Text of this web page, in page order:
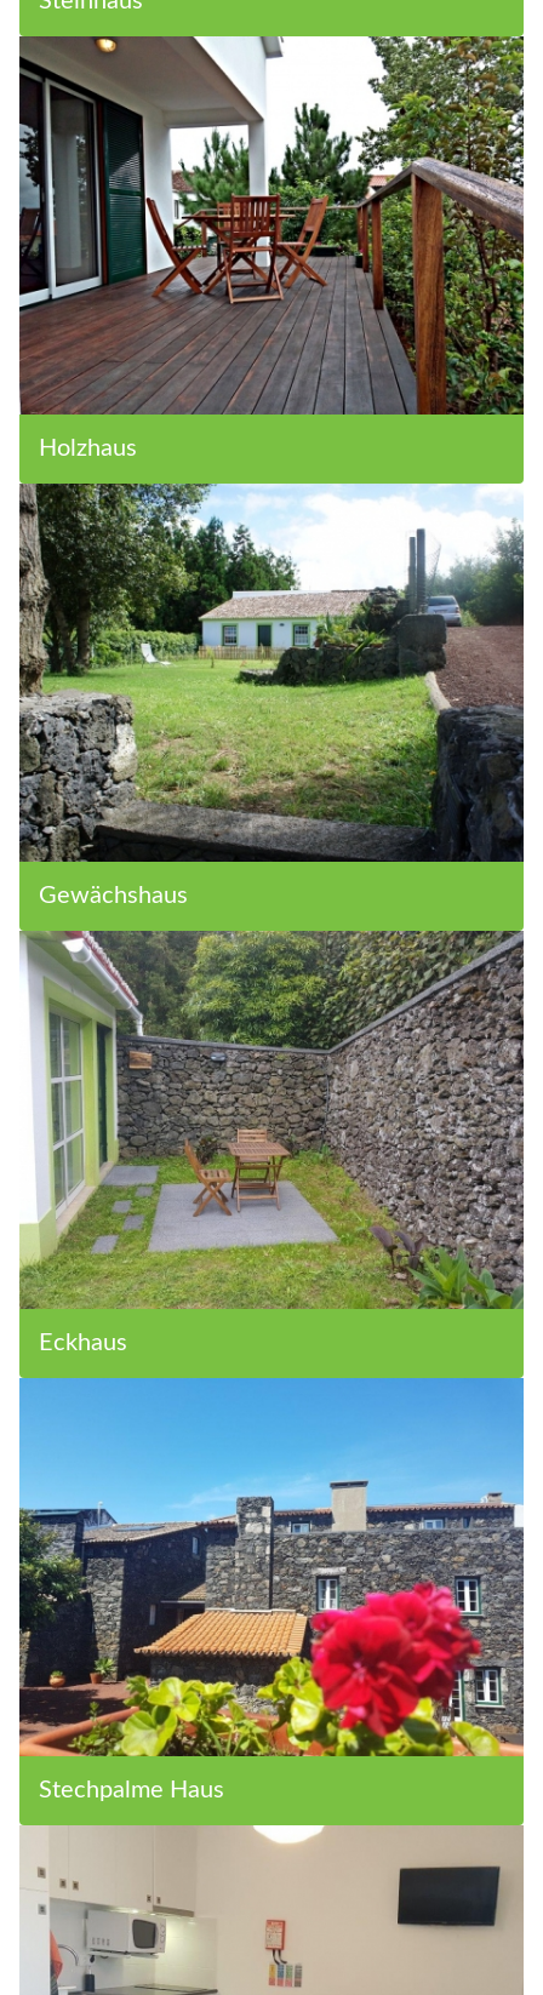
Steinhaus
Holzhaus
Gewächshaus
Eckhaus
Stechpalme Haus